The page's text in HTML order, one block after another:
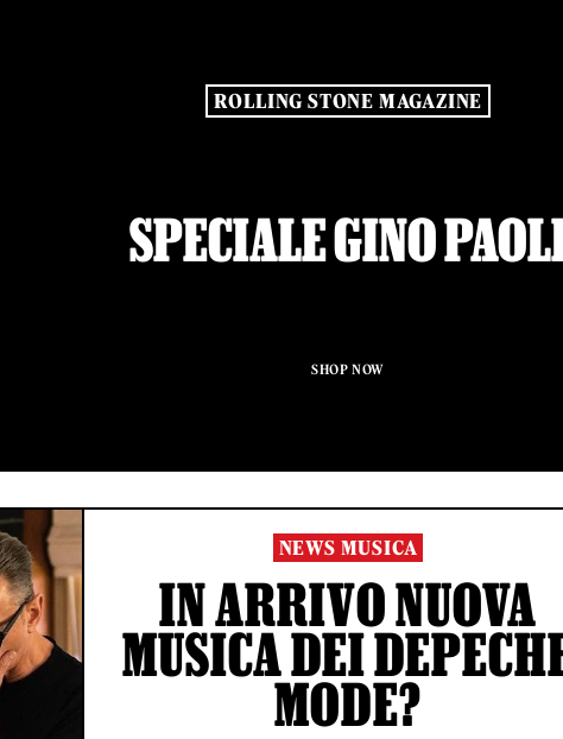
ROLLING STONE MAGAZINE
SPECIALE GINO
SHOP NOW
NEWS MUSICA
IN ARRIVO NUOVA
MUSICA DEI
MODE?